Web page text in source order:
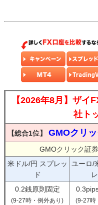
【2026年8月】ザイ
社ト
【総合1位】 GMOクリッ
GMOクリック証
米ドル/円 スプレッ
ド
ユーロ/
0.2銭原則固定
(9-27時・例外あり) (9-27時